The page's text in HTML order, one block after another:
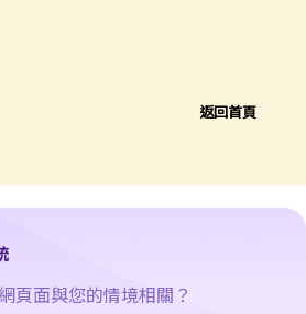
返回首頁
團聚）
排家庭成員來香港居住？如我是香港的合
申請被拒絕，有否任何渠道可讓我上訴？
頁面與您的情境相關？